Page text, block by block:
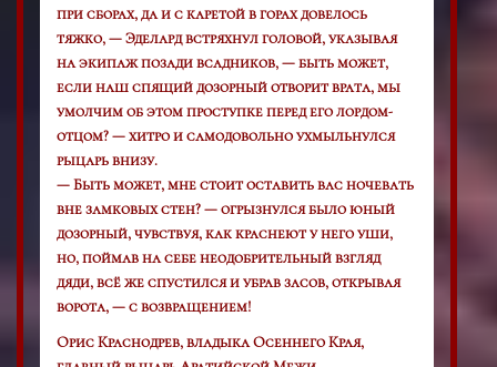
при сборах, да и с каретой в горах довелось
тяжко, — Эделард встряхнул головой, указывая
на экипаж позади всадников, — быть может,
если наш спящий дозорный отворит врата, мы
умолчим об этом проступке перед его лордом-
отцом? — хитро и самодовольно ухмыльнулся
рыцарь внизу.
— Быть может, мне стоит оставить вас ночевать
вне замковых стен? — огрызнулся было юный
дозорный, чувствуя, как краснеют у него уши,
но, поймав на себе неодобрительный взгляд
дяди, всё же спустился и убрав засов, открывая
ворота, — с возвращением!
Орис Краснодрев, владыка Осеннего Края,